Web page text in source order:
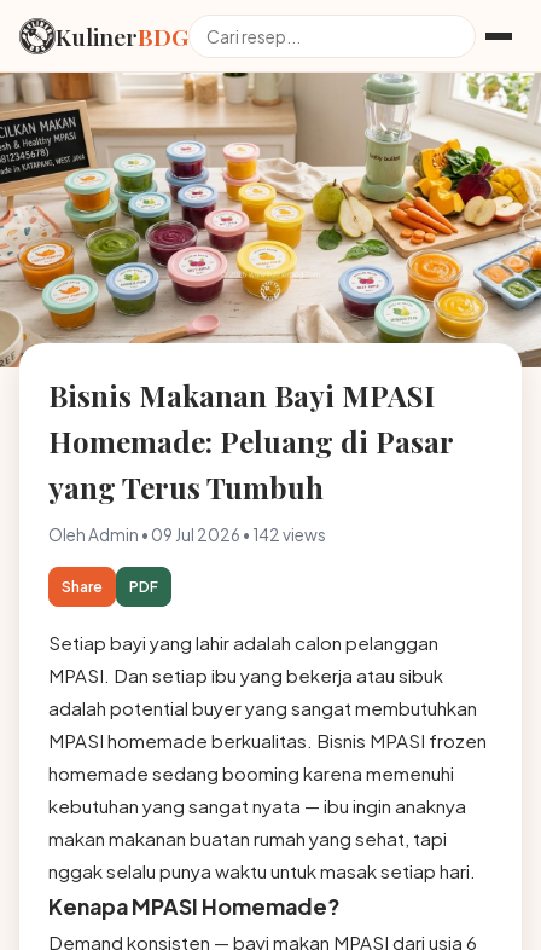
KulinerBDG
Bisnis Makanan Bayi MPASI
Homemade: Peluang di Pasar
yang Terus Tumbuh
Oleh Admin • 09 Jul 2026 • 142 views
Share PDF
Setiap bayi yang lahir adalah calon pelanggan
MPASI. Dan setiap ibu yang bekerja atau sibuk
adalah potential buyer yang sangat membutuhkan
MPASI homemade berkualitas. Bisnis MPASI frozen
homemade sedang booming karena memenuhi
kebutuhan yang sangat nyata — ibu ingin anaknya
makan makanan buatan rumah yang sehat, tapi
nggak selalu punya waktu untuk masak setiap hari.
Kenapa MPASI Homemade?
Demand konsisten — bayi makan MPASI dari usia 6